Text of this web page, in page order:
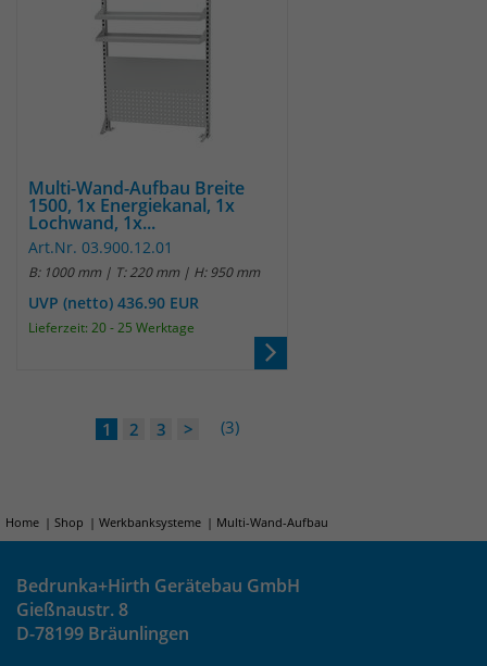
Multi-Wand-Aufbau Breite
1500, 1x Energiekanal, 1x
Lochwand, 1x...
Art.Nr. 03.900.12.01
B: 1000 mm | T: 220 mm | H: 950 mm
UVP (netto) 436.90 EUR
Lieferzeit: 20 - 25 Werktage
1 2 3 > (3)
Home Shop Werkbanksysteme Multi-Wand-Aufbau
Bedrunka+Hirth Gerätebau GmbH
Gießnaustr. 8
D-78199 Bräunlingen